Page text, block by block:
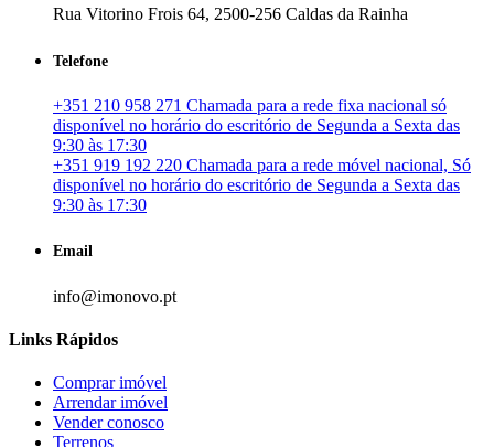
Rua Vitorino Frois 64, 2500-256 Caldas da Rainha
Telefone
+351 210 958 271 Chamada para a rede fixa nacional só
disponível no horário do escritório de Segunda a Sexta das
9:30 às 17:30
+351 919 192 220 Chamada para a rede móvel nacional, Só
disponível no horário do escritório de Segunda a Sexta das
9:30 às 17:30
Email
info@imonovo.pt
Links Rápidos
Comprar imóvel
Arrendar imóvel
Vender conosco
Terrenos